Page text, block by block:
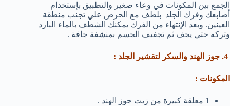
الجمع بين المكونات في وعاء صغير والتطبيق بإستخدام
أصابعك وفرك الجلد بلطف مع الحرص علي تجنب منطقة
العينين. وبعد الإنتهاء من الفرك يمكنك الشطف بالماء البارد
وتركه حتي يجف ثم تجفيف الجسم بمنشفة جافة .
المكونات :
1 معلقة كبيرة من زيت جوز الهند .